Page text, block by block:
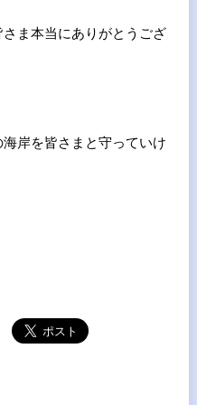
ま本当にありがとうござ
岸を皆さまと守っていけ